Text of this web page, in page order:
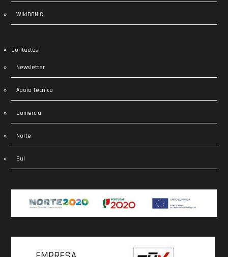
WikIDONIC
Contactos
Newsletter
Apoio Técnico
Comercial
Norte
Sul